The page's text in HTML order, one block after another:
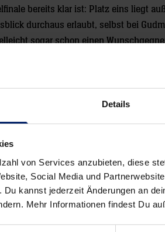
Details
von Services anzubieten, diese
Social Media und
Du kannst jederzeit Änderungen an
Mehr Informationen findest Du
bereits klar ist: Platz eins liegt
durchaus erlaubt, selbst bei
sogar schon einen
„wer im Achtelfinale steht, hat
schon im Achtelfinale große
Löwen-Pool wäre, ist mit einigen Ex-